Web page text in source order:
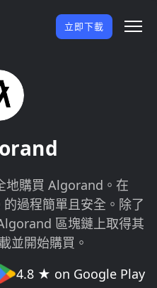
立即下載
地購買 Algorand。在
過程簡單且安全。除了
區塊鏈上取得其
並開始購買。
4.8 ★ on Google Play